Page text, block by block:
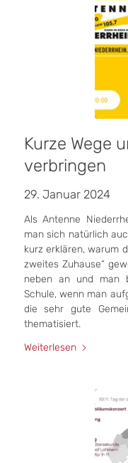
Kurze Wege
verbringen
29. Januar 2024
Als Antenne
man sich natürlich
kurz erklären, warum
zweites Zuhause“
neben an und man
Schule, wenn man
die sehr gute
thematisiert.
Weiterlesen